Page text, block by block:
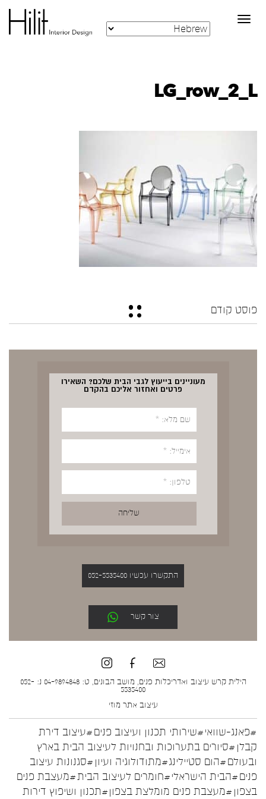
Toggle
navigation
LG_row_2_L
פוסט קודם
מעוניינים בייעוץ לגבי הבית שלכם? השאירו
פרטים ואחזור אליכם בהקדם
התקשרו עכשיו 052-5535400
צור קשר
הילית קרש עיצוב ואדריכלות פנים, מושב הבונים, ט: 04-9894848 נ: 052-
5535400
עיצוב אתר מוזי
#פאנג-שוואי#שירותי תכנון ועיצוב פנים#עיצוב דירת
קבלן #סיורים בתערוכות ובחנויות לעיצוב הבית בארץ
ובעולם#הום סטיילינג#מתודולוגיה ועיון #סגנונות עיצוב
פנים#הבית הישראלי#חומרים לעיצוב הבית#מעצבת פנים
בצפון #מעצבת פנים מומלצת בצפון#תכנון ושיפוץ דירות